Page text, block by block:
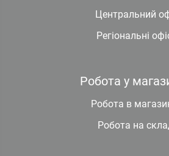
Центральний
Регіональні
Робота у
Робота в
Робота на